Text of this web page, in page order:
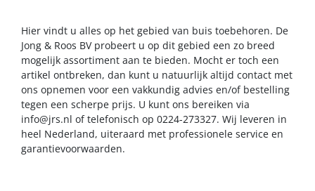
Hier vindt u alles op het gebied van buis toebehoren. De
Jong & Roos BV probeert u op dit gebied een zo breed
mogelijk assortiment aan te bieden. Mocht er toch een
artikel ontbreken, dan kunt u natuurlijk altijd contact met
ons opnemen voor een vakkundig advies en/of bestelling
tegen een scherpe prijs. U kunt ons bereiken via
info@jrs.nl of telefonisch op 0224-273327. Wij leveren in
heel Nederland, uiteraard met professionele service en
garantievoorwaarden.